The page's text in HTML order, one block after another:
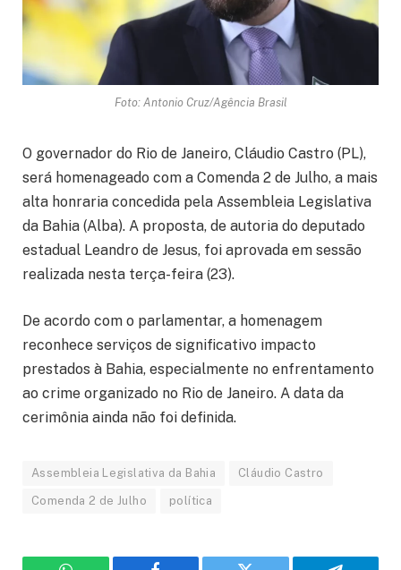
Foto: Antonio Cruz/Agência Brasil
O governador do Rio de Janeiro, Cláudio Castro (PL),
será homenageado com a Comenda 2 de Julho, a mais
alta honraria concedida pela Assembleia Legislativa
da Bahia (Alba). A proposta, de autoria do deputado
estadual Leandro de Jesus, foi aprovada em sessão
realizada nesta terça-feira (23).
De acordo com o parlamentar, a homenagem
reconhece serviços de significativo impacto
prestados à Bahia, especialmente no enfrentamento
ao crime organizado no Rio de Janeiro. A data da
cerimônia ainda não foi definida.
Assembleia Legislativa da Bahia Cláudio Castro
Comenda 2 de Julho política